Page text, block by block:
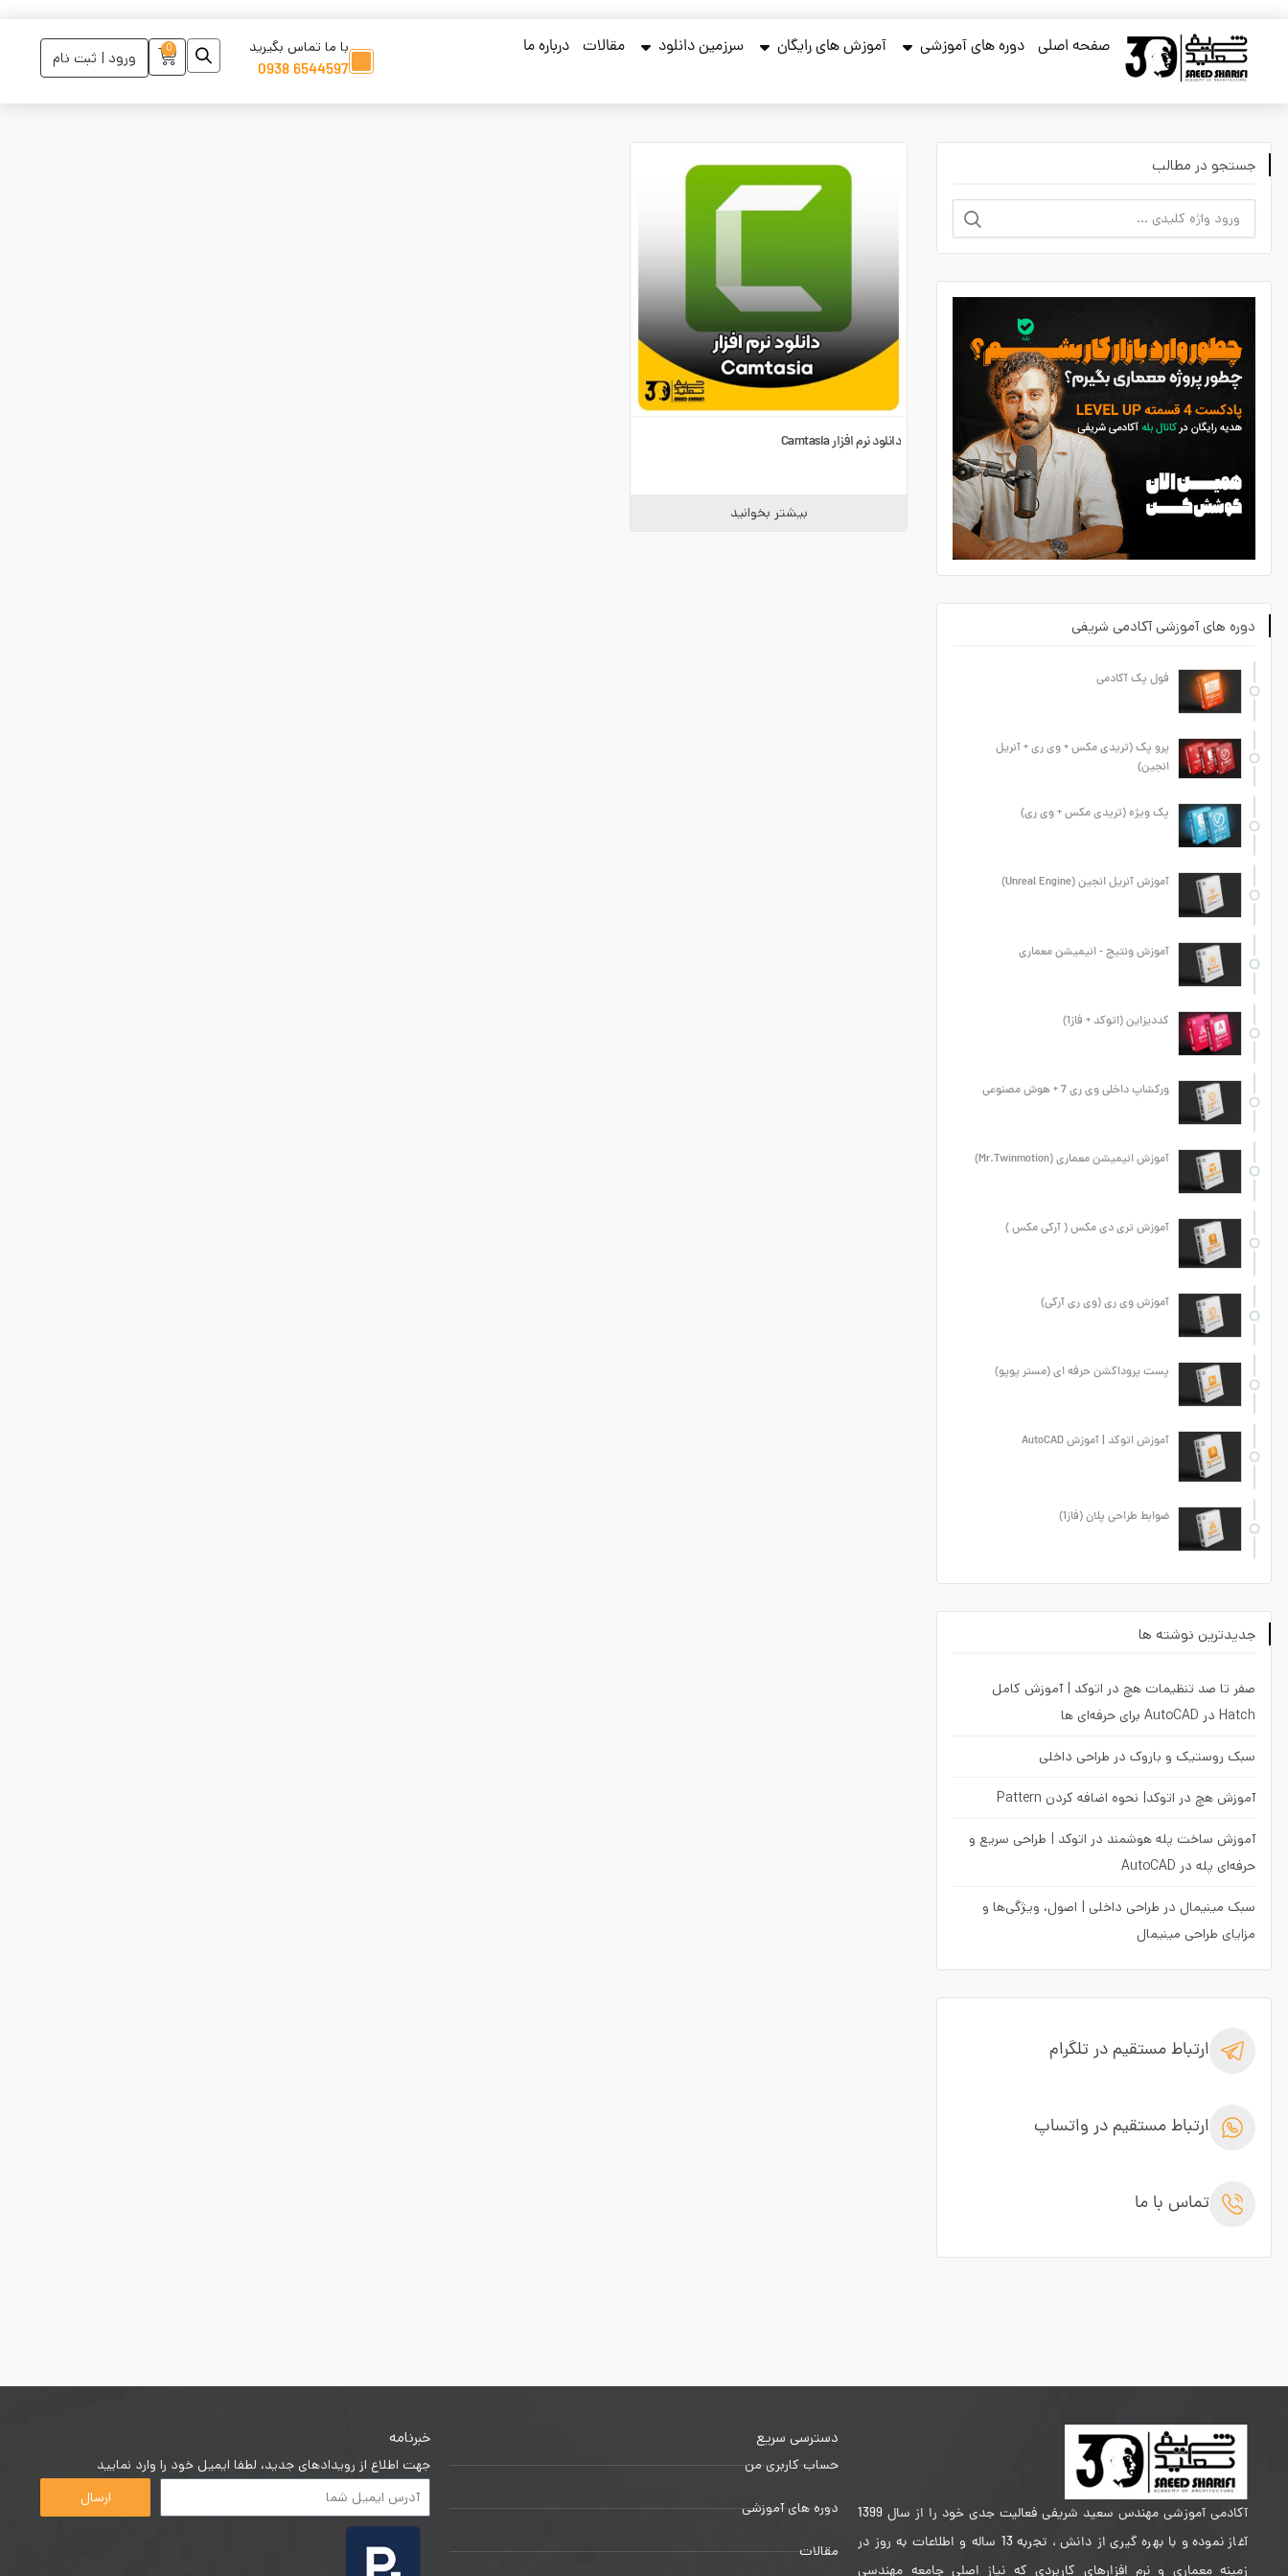
صفحه اصلی دوره های آموزشی آموزش های رایگان سرزمین دانلود مقالات درباره ما ورود | ثبت نام 0 با ما تماس بگیرید
6544597 0938
دانلود نرم افزار Camtasia
بیشتر بخوانید
جستجو در مطالب
دوره های آموزشی آکادمی شریفی
فول پک آکادمی
پرو پک (تریدی مکس + وی ری + آنریل
انجین)
پک ویژه (تریدی مکس + وی ری)
آموزش آنریل انجین (Unreal Engine)
آموزش ونتیج - انیمیشن معماری
کددیزاین (اتوکد + فاز1)
ورکشاپ داخلی وی ری 7 + هوش مصنوعی
آموزش انیمیشن معماری (Mr.Twinmotion)
آموزش تری دی مکس ( آرکی مکس )
آموزش وی ری (وی ری آرکی)
پست پروداکشن حرفه ای (مستر پوپو)
آموزش اتوکد | آموزش AutoCAD
ضوابط طراحی پلان (فاز1)
جدیدترین نوشته ها
صفر تا صد تنظیمات هچ در اتوکد | آموزش کامل
Hatch در AutoCAD برای حرفه‌ای ها
سبک روستیک و باروک در طراحی داخلی
آموزش هچ در اتوکد| نحوه اضافه کردن Pattern
آموزش ساخت پله هوشمند در اتوکد | طراحی سریع و
حرفه‌ای پله در AutoCAD
سبک مینیمال در طراحی داخلی | اصول، ویژگی‌ها و
مزایای طراحی مینیمال
ارتباط مستقیم در تلگرام
ارتباط مستقیم در واتساپ
تماس با ما
آکادمی آموزشی مهندس سعید شریفی فعالیت جدی خود را از سال 1399
آغاز نموده و با بهره گیری از دانش ، تجربه 13 ساله و اطلاعات به روز در
زمینه معماری و نرم افزارهای کاربردی که نیاز اصلی جامعه مهندسی
دسترسی سریع
حساب کاربری من
دوره های آموزشی
مقالات
خبرنامه
جهت اطلاع از رویدادهای جدید، لطفا ایمیل خود را وارد نمایید
ارسال